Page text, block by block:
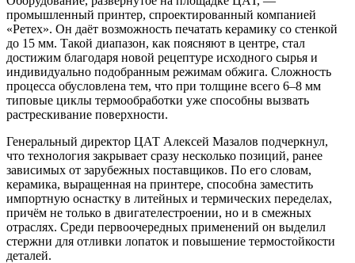
промышленный принтер, спроектированный компанией
«Ретех». Он даёт возможность печатать керамику со стенкой
до 15 мм. Такой диапазон, как поясняют в центре, стал
достижим благодаря новой рецептуре исходного сырья и
индивидуально подобранным режимам обжига. Сложность
процесса обусловлена тем, что при толщине всего 6–8 мм
типовые циклы термообработки уже способны вызвать
растрескивание поверхности.
Генеральный директор ЦАТ Алексей Мазалов подчеркнул,
что технология закрывает сразу несколько позиций, ранее
зависимых от зарубежных поставщиков. По его словам,
керамика, выращенная на принтере, способна заместить
импортную оснастку в литейных и термических переделах,
причём не только в двигателестроении, но и в смежных
отраслях. Среди первоочередных применений он выделил
стержни для отливки лопаток и повышение термостойкости
деталей.